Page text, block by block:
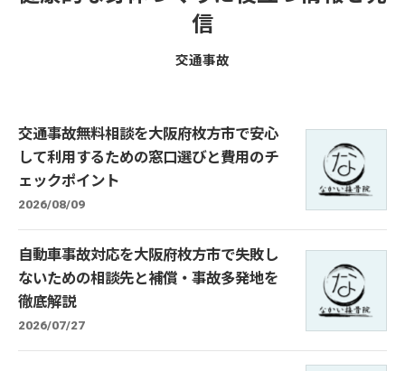
信
交通事故
交通事故無料相談を大阪府枚方市で安心
して利用するための窓口選びと費用のチ
ェックポイント
2026/08/09
自動車事故対応を大阪府枚方市で失敗し
ないための相談先と補償・事故多発地を
徹底解説
2026/07/27